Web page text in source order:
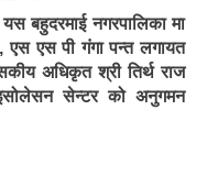
बहुदरमाई नगरपालिका मा
एस एस पी गंगा पन्त लगायत
अधिकृत श्री तिर्थ राज
सेन्टर को अनुगमन